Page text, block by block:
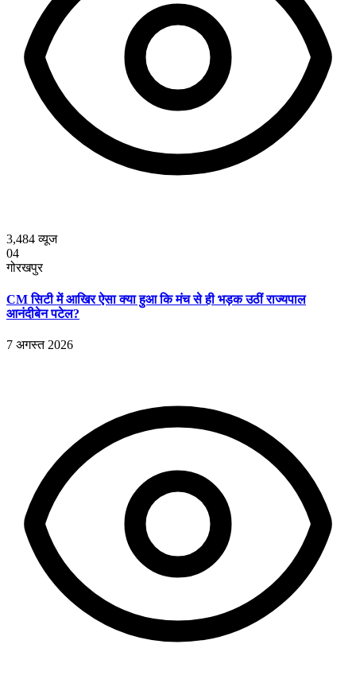
3,484व्यूज
04
गोरखपुर
CM सिटी में आखिर ऐसा क्या हुआ कि मंच से ही भड़क उठीं राज्यपाल
आनंदीबेन पटेल?
7 अगस्त 2026